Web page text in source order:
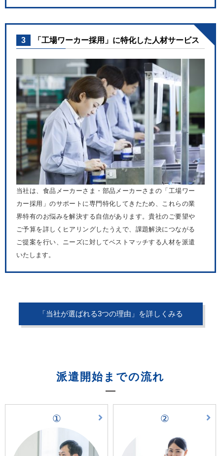
3 「工場ワーカー採用」に特化した人材サービス
当社は、食品メーカーさま・部品メーカーさまの「工場ワー
カー採用」のサポートに専門特化してきたため、これらの業
界特有のお悩みを解決する自信があります。貴社のご要望や
ご予算を詳しくヒアリングしたうえで、課題解決につながる
ご提案を行い、ニーズに対してベストマッチする人材を派遣
いたします。
「当社が選ばれる3つの理由」を詳しくみる
派遣開始までの流れ
① ②